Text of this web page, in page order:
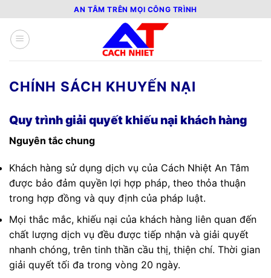
qua
nội
dung
AN TÂM TRÊN MỌI CÔNG TRÌNH
CHÍNH SÁCH KHUYẾN NẠI
Quy trình giải quyết khiếu nại khách hàng
Nguyên tắc chung
Khách hàng sử dụng dịch vụ của Cách Nhiệt An Tâm
được bảo đảm quyền lợi hợp pháp, theo thỏa thuận
trong hợp đồng và quy định của pháp luật.
Mọi thắc mắc, khiếu nại của khách hàng liên quan đến
chất lượng dịch vụ đều được tiếp nhận và giải quyết
nhanh chóng, trên tinh thần cầu thị, thiện chí. Thời gian
giải quyết tối đa trong vòng 20 ngày.